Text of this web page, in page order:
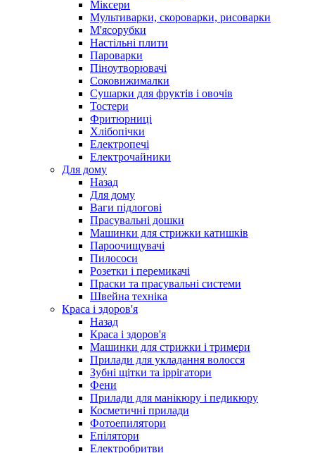
Міксери
Мультиварки, скороварки, рисоварки
М'ясорубки
Настільні плити
Пароварки
Піноутворювачі
Соковижималки
Сушарки для фруктів і овочів
Тостери
Фритюрниці
Хлібопічки
Електропечі
Електрочайники
Для дому
Назад
Для дому
Ваги підлогові
Прасувальні дошки
Машинки для стрижки катишків
Пароочищувачі
Пилососи
Розетки і перемикачі
Праски та прасувальні системи
Швейна техніка
Краса і здоров'я
Назад
Краса і здоров'я
Машинки для стрижки і тримери
Прилади для укладання волосся
Зубні щітки та іррігатори
Фени
Прилади для манікюру і педикюру
Косметичні прилади
Фотоепилятори
Епілятори
Електробритви